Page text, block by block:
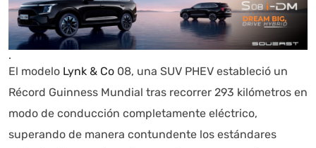
.
El modelo Lynk & Co 08, una SUV PHEV estableció un
Récord Guinness Mundial tras recorrer 293 kilómetros en
modo de conducción completamente eléctrico,
superando de manera contundente los estándares